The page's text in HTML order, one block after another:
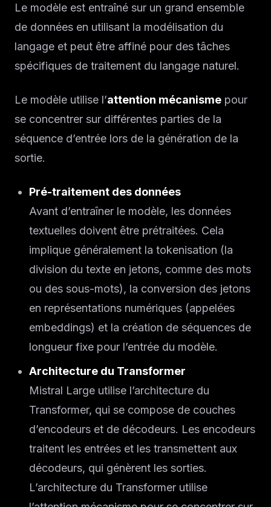
Le modèle est entraîné sur un grand ensemble
de données en utilisant la modélisation du
langage et peut être affiné pour des tâches
spécifiques de traitement du langage naturel.
Le modèle utilise l’attention mécanisme pour
se concentrer sur différentes parties de la
séquence d’entrée lors de la génération de la
sortie.
Pré-traitement des données
Avant d’entraîner le modèle, les données
textuelles doivent être prétraitées. Cela
implique généralement la tokenisation (la
division du texte en jetons, comme des mots
ou des sous-mots), la conversion des jetons
en représentations numériques (appelées
embeddings) et la création de séquences de
longueur fixe pour l’entrée du modèle.
Architecture du Transformer
Mistral Large utilise l’architecture du
Transformer, qui se compose de couches
d’encodeurs et de décodeurs. Les encodeurs
traitent les entrées et les transmettent aux
décodeurs, qui génèrent les sorties.
L’architecture du Transformer utilise